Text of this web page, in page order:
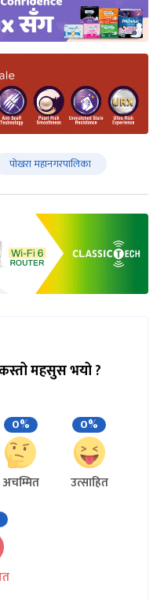
पोखरा महानगरपालिका
महसुस भयो ?
0%
अचम्मित
0%
उत्साहित